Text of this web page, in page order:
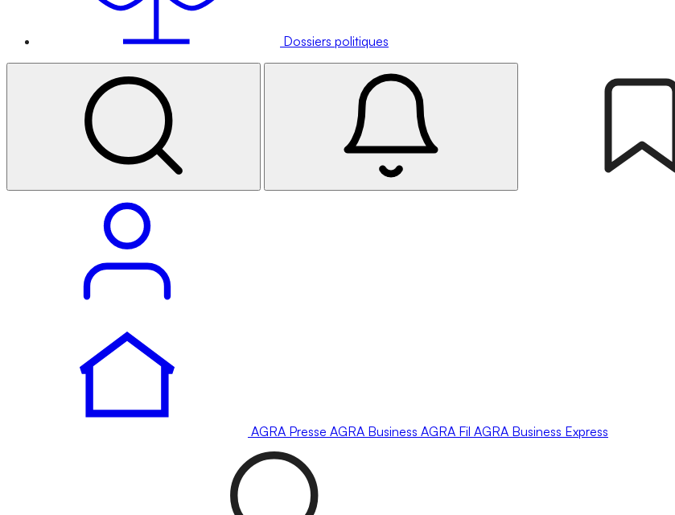
Dossiers politiques
AGRA Presse AGRA Business AGRA Fil AGRA Business Express